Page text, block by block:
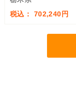
税込： 702,240円